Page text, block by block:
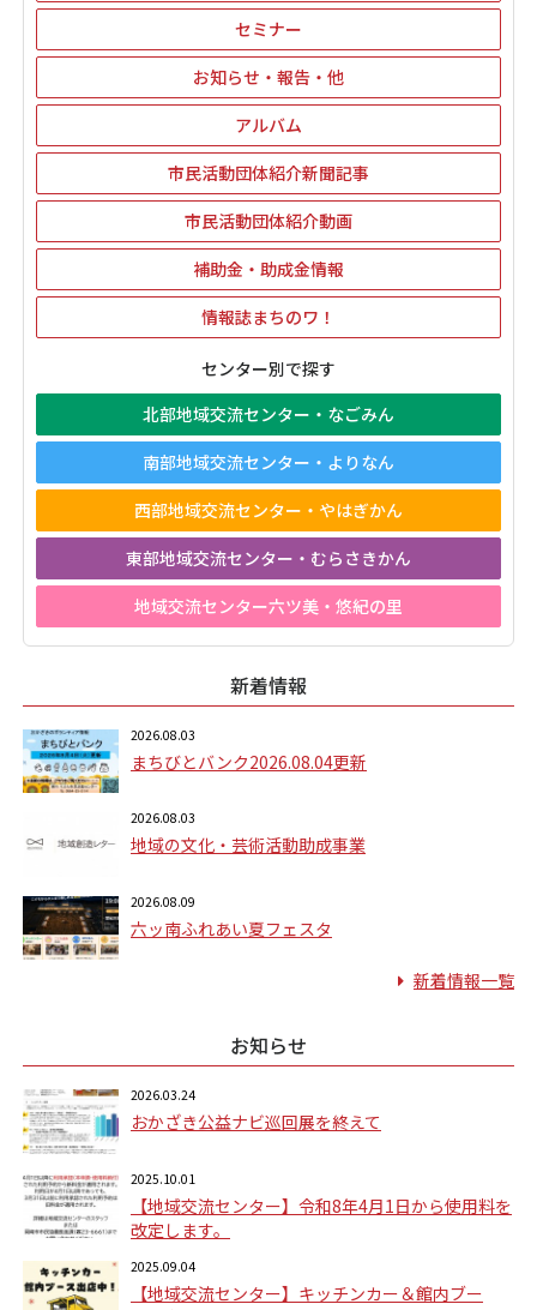
セミナー
お知らせ・報告・他
アルバム
市民活動団体紹介新聞記事
市民活動団体紹介動画
補助金・助成金情報
情報誌まちのワ！
センター別で探す
北部地域交流センター・なごみん
南部地域交流センター・よりなん
西部地域交流センター・やはぎかん
東部地域交流センター・むらさきかん
地域交流センター六ツ美・悠紀の里
新着情報
2026.08.03
まちびとバンク2026.08.04更新
2026.08.03
地域の文化・芸術活動助成事業
2026.08.09
六ッ南ふれあい夏フェスタ
新着情報一覧
お知らせ
2026.03.24
おかざき公益ナビ巡回展を終えて
2025.10.01
【地域交流センター】令和8年4月1日から使用料を
改定します。
2025.09.04
【地域交流センター】キッチンカー＆館内ブー